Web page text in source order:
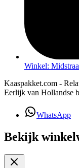
Winkel:
Kaaspakket.com -
Eerlijk van Hollandse
WhatsApp
Bekijk